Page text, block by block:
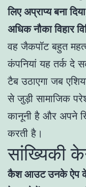
लिए अप्राप्य बना
अधिक नौका विहार
वह जैकपॉट बहुत
कंपनियां यह तर्क दे
टैब उठाएगा जब
से जुड़ी सामाजिक
कानूनी है और अपने
करती है।
सांख्यिकी
कैश आउट उनके ऐप के